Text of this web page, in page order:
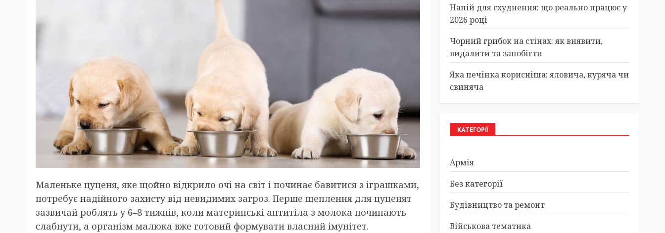
Маленьке цуценя, яке щойно відкрило очі на світ і починає бавитися з іграшками,
потребує надійного захисту від невидимих загроз. Перше щеплення для цуценят
зазвичай роблять у 6–8 тижнів, коли материнські антитіла з молока починають
слабнути, а організм малюка вже готовий формувати власний імунітет.
Напій для схуднення: що реально працює у
2026 році
Чорний грибок на стінах: як виявити,
видалити та запобігти
Яка печінка корисніша: яловича, куряча чи
свиняча
КАТЕГОРІЇ
Армія
Без категорії
Будівництво та ремонт
Військова тематика